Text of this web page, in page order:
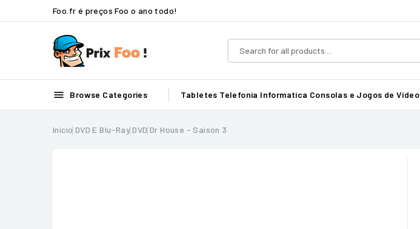
Foo.fr é preços Foo o ano todo!
 Browse Categories Tabletes Telefonia Informatica Consolas e Jogos de Vídeo
Início DVD E Blu-Ray DVD Dr House - Saison 3